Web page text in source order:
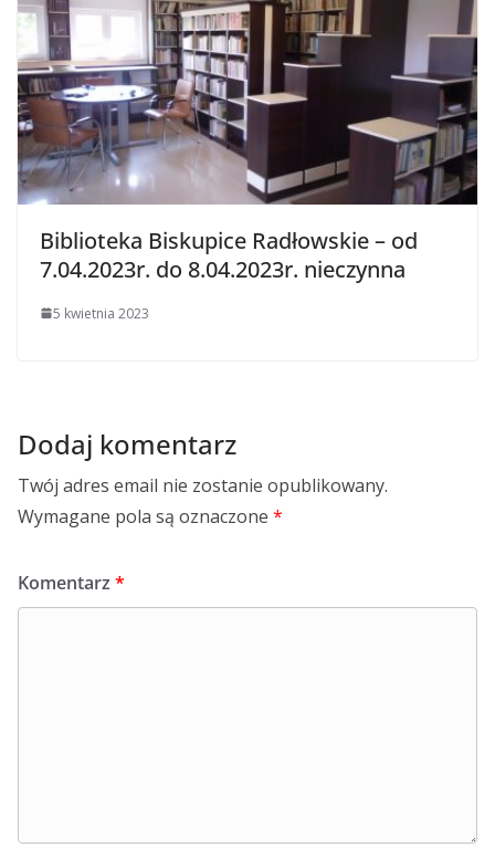
Biblioteka Biskupice Radłowskie – od
7.04.2023r. do 8.04.2023r. nieczynna
5 kwietnia 2023
Dodaj komentarz
Twój adres email nie zostanie opublikowany.
Wymagane pola są oznaczone *
Komentarz *